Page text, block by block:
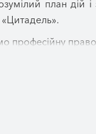
план дій
професійну
однак ми
у питаннях